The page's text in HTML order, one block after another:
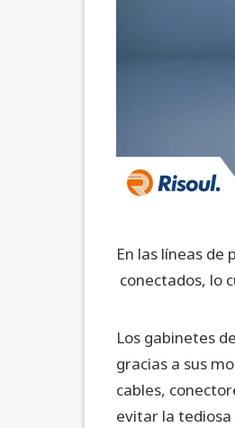
En las líneas de
conectados, lo
Los gabinetes
gracias a sus
cables,
evitar la tediosa